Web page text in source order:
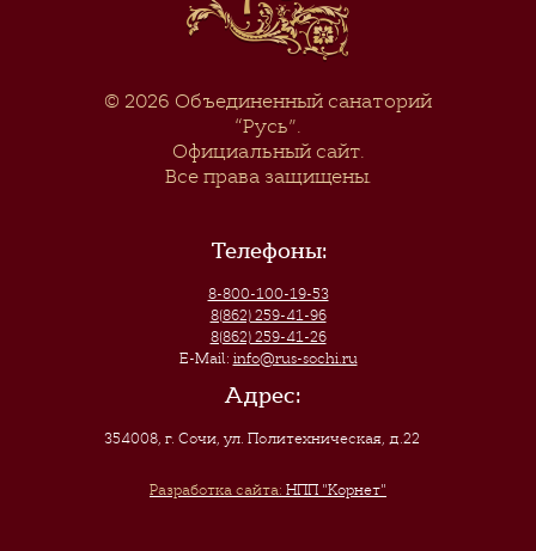
© 2026 Объединенный санаторий
“Русь”.
Официальный сайт.
Все права защищены.
Телефоны:
8-800-100-19-53
8(862) 259-41-96
8(862) 259-41-26
E-Mail: info@rus-sochi.ru
Адрес:
354008, г. Сочи,ул. Политехническая, д.22
Разработка сайта: НПП "Корнет"